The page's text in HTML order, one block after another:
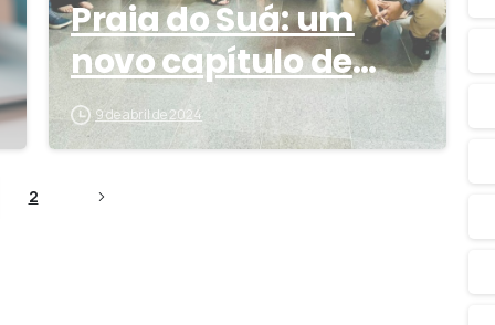
Praia do Suá: um
novo capítulo de
atendimento e
cuidado
9 de abril de 2024
2